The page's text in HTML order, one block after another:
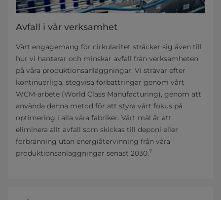
Avfall i vår verksamhet
Vårt engagemang för cirkularitet sträcker sig även till
hur vi hanterar och minskar avfall från verksamheten
på våra produktionsanläggningar. Vi strävar efter
kontinuerliga, stegvisa förbättringar genom vårt
WCM-arbete (World Class Manufacturing), genom att
använda denna metod för att styra vårt fokus på
optimering i alla våra fabriker. Vårt mål är att
eliminera allt avfall som skickas till deponi eller
förbränning utan energiåtervinning från våra
produktionsanläggningar senast 2030.7